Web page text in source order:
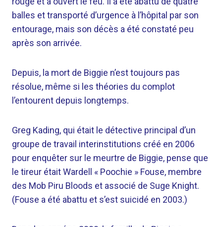
balles et transporté d’urgence à l’hôpital par son
entourage, mais son décès a été constaté peu
après son arrivée.
Depuis, la mort de Biggie n’est toujours pas
résolue, même si les théories du complot
l’entourent depuis longtemps.
Greg Kading, qui était le détective principal d’un
groupe de travail interinstitutions créé en 2006
pour enquêter sur le meurtre de Biggie, pense que
le tireur était Wardell « Poochie » Fouse, membre
des Mob Piru Bloods et associé de Suge Knight.
(Fouse a été abattu et s’est suicidé en 2003.)